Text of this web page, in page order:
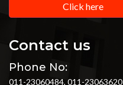
Click here
Contact us
Phone No:
011-23060484, 011-23063620